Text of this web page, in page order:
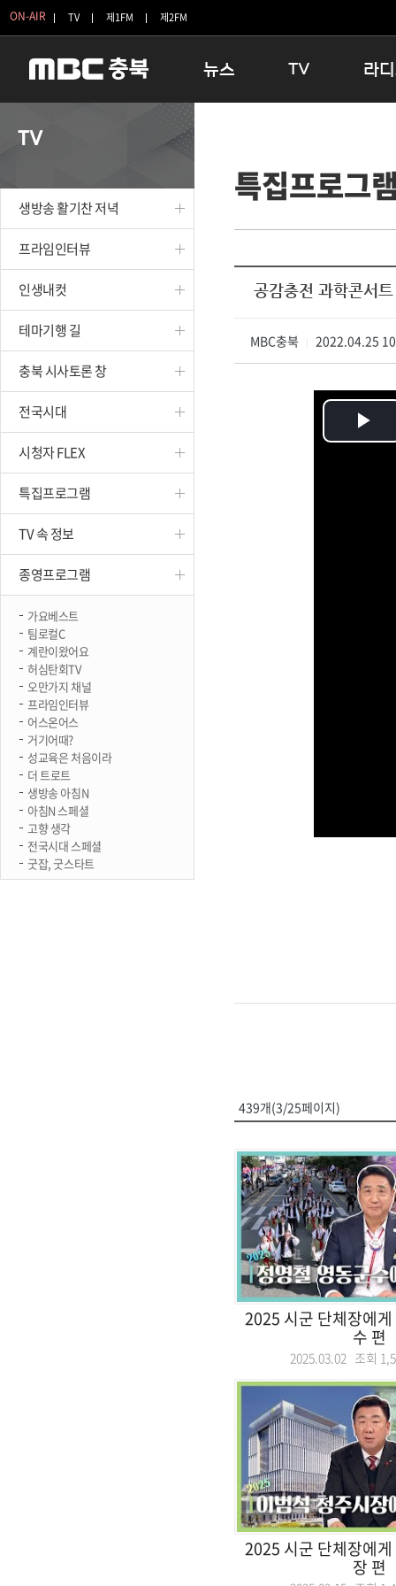
ON-AIR TV 제1FM 제2FM
뉴스
보은
옥천
TV
인생내컷
테마기행 길
시청자 FLEX
특집프로그램
종영프로그램
라
16:00 완
우리 고
TV
생방송 활기찬 저녁
프라임인터뷰
인생내컷
테마기행 길
충북 시사토론 창
전국시대
시청자 FLEX
특집프로그램
TV 속 정보
종영프로그램
가요베스트
팀로컬C
계란이왔어요
허심탄회TV
오만가지 채널
프라임인터뷰
어스온어스
거기어때?
성교육은 처음이라
더 트로트
생방송 아침N
아침N 스페셜
고향 생각
전국시대 스페셜
굿잡, 굿스타트
특집프로그
공감충전 과학콘서트
MBC충북 2022.04.25
439개(3/25페이지)
2025 시군 단체장에
수 편
2025.03.02 조회
2025 시군 단체장에
장 편